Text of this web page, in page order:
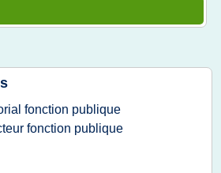
fonction publique
fonction publique